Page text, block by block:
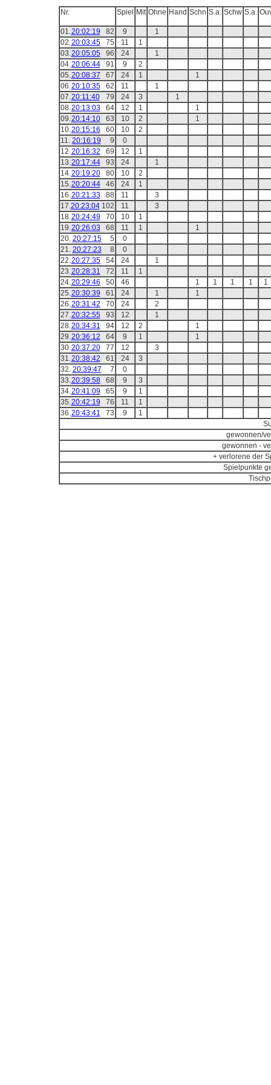
Nr. Spiel Mit Ohne Hand Schn S.a. Schw S.a.
01.20:02:19 82 9
1
02.20:03:45 75 11
1
03.20:05:05 96 24
1
04.20:06:44 91 9
2
05.20:08:37 67 24 1
1
06.20:10:35 62 11
1
07.20:11:40 79 24 3
1
08.20:13:03 64 12 1
1
09.20:14:10 63 10 2
1
10.20:15:16 60 10
2
11. 20:16:19 9
0
12.20:16:32 69 12
1
13.20:17:44 93 24
1
14.20:19:20 80 10
2
15.20:20:44 46 24
1
16.20:21:33 88 11
3
17.20:23:04102 11
3
18.20:24:49 70 10
1
19.20:26:03 68 11 1
1
20. 20:27:15 5
0
21. 20:27:23 8
0
22.20:27:35 54 24
1
23.20:28:31 72 11
1
24.20:29:46 50 46 1 1 1 1
1
25.20:30:39 61 24 1
1
26.20:31:42 70 24
2
27.20:32:55 93 12
1
28.20:34:31 94 12 2
1
29.20:36:12 64 9 1
1
30.20:37:20 77 12
3
31.20:38:42 61 24
3
32. 20:39:47 7
0
33.20:39:58 68 9
3
34.20:41:09 65 9
1
35.20:42:19 76 11
1
36.20:43:41 73 9
1
gewonnen/
gewonnen -
+ verlorene der
Spielpunkte